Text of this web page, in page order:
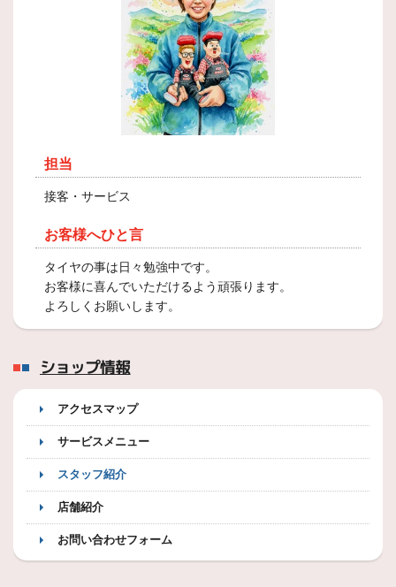
担当
接客・サービス
お客様へひと言
タイヤの事は日々勉強中です。
お客様に喜んでいただけるよう頑張ります。
よろしくお願いします。
ショップ情報
アクセスマップ
サービスメニュー
スタッフ紹介
店舗紹介
お問い合わせフォーム